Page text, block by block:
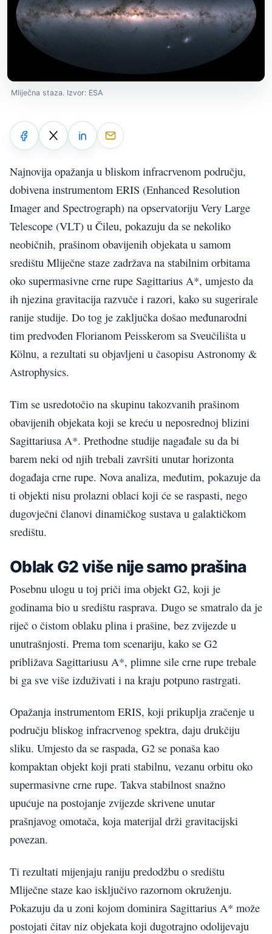
Mliječna staza. Izvor: ESA
Najnovija opažanja u bliskom infracrvenom području,
dobivena instrumentom ERIS (Enhanced Resolution
Imager and Spectrograph) na opservatoriju Very Large
Telescope (VLT) u Čileu, pokazuju da se nekoliko
neobičnih, prašinom obavijenih objekata u samom
središtu Mliječne staze zadržava na stabilnim orbitama
oko supermasivne crne rupe Sagittarius A*, umjesto da
ih njezina gravitacija razvuče i razori, kako su sugerirale
ranije studije. Do tog je zaključka došao međunarodni
tim predvođen Florianom Peisskerom sa Sveučilišta u
Kölnu, a rezultati su objavljeni u časopisu Astronomy &
Astrophysics.
Tim se usredotočio na skupinu takozvanih prašinom
obavijenih objekata koji se kreću u neposrednoj blizini
Sagittariusa A*. Prethodne studije nagađale su da bi
barem neki od njih trebali završiti unutar horizonta
događaja crne rupe. Nova analiza, međutim, pokazuje da
ti objekti nisu prolazni oblaci koji će se raspasti, nego
dugovječni članovi dinamičkog sustava u galaktičkom
središtu.
Oblak G2 više nije samo prašina
Posebnu ulogu u toj priči ima objekt G2, koji je
godinama bio u središtu rasprava. Dugo se smatralo da je
riječ o čistom oblaku plina i prašine, bez zvijezde u
unutrašnjosti. Prema tom scenariju, kako se G2
približava Sagittariusu A*, plimne sile crne rupe trebale
bi ga sve više izduživati i na kraju potpuno rastrgati.
Opažanja instrumentom ERIS, koji prikuplja zračenje u
području bliskog infracrvenog spektra, daju drukčiju
sliku. Umjesto da se raspada, G2 se ponaša kao
kompaktan objekt koji prati stabilnu, vezanu orbitu oko
supermasivne crne rupe. Takva stabilnost snažno
upućuje na postojanje zvijezde skrivene unutar
prašnjavog omotača, koja materijal drži gravitacijski
povezan.
Ti rezultati mijenjaju raniju predodžbu o središtu
Mliječne staze kao isključivo razornom okruženju.
Pokazuju da u zoni kojom dominira Sagittarius A* može
postojati čitav niz objekata koji dugotrajno odolijevaju